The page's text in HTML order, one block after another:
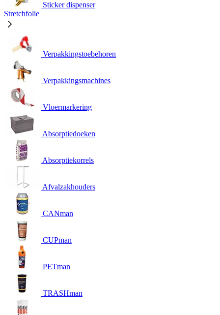
Sticker dispenser
Stretchfolie
Verpakkingstoebehoren
Verpakkingsmachines
Vloermarkering
Absorptiedoeken
Absorptiekorrels
Afvalzakhouders
CANman
CUPman
PETman
TRASHman